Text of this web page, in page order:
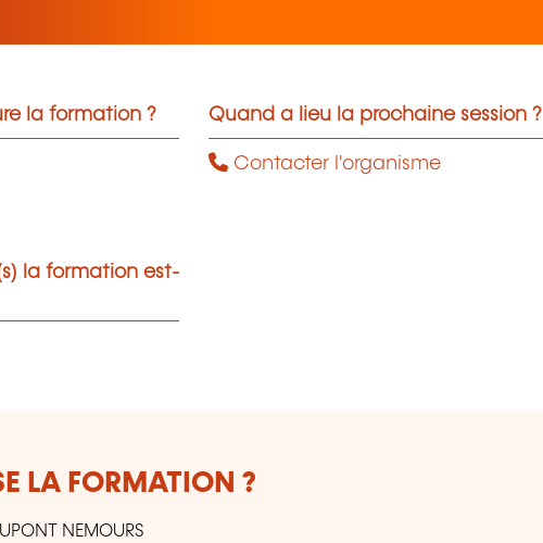
la formation ?
la formation est-
Quand a lieu la prochaine session ?
Contacter l'organisme
LA FORMATION ?
NEMOURS